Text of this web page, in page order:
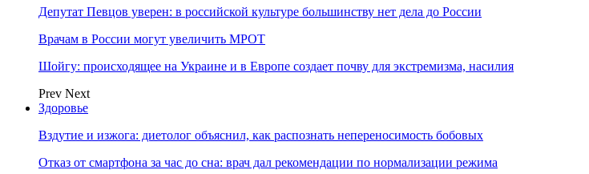
Депутат Певцов уверен: в российской культуре большинству нет дела до России
Врачам в России могут увеличить МРОТ
Шойгу: происходящее на Украине и в Европе создает почву для экстремизма, насилия
Prev Next
Здоровье
Вздутие и изжога: диетолог объяснил, как распознать непереносимость бобовых
Отказ от смартфона за час до сна: врач дал рекомендации по нормализации режима